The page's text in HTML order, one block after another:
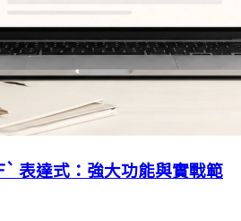
表達式：強大功能與實戰範